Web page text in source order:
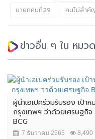
นายกคนที่29
คนไม่สำคั
ข่าวอื่น ๆ ใน หมว
ผู้นำเอเปคร่วมรับรอง เป้าห
กรุงเทพฯ ว่าด้วยเศรษฐกิจ
BCG
7 ธันวาคม 2565 8,490